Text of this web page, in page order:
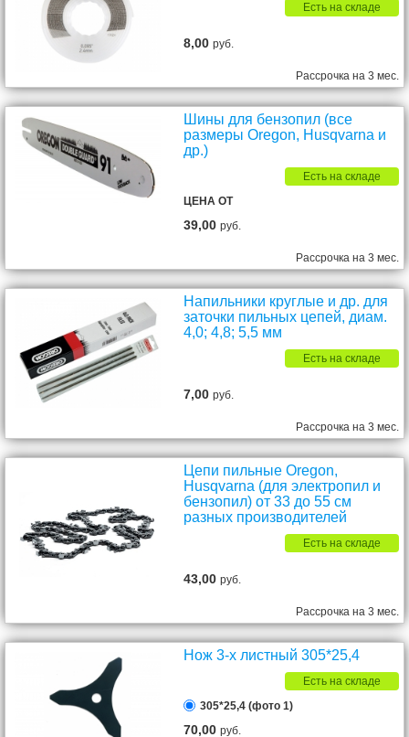
Есть на складе
8,00руб.
Рассрочка на 3 мес.
Шины для бензопил (все
размеры Oregon, Husqvarna и
др.)
Есть на складе
ЦЕНА ОТ
39,00руб.
Рассрочка на 3 мес.
Напильники круглые и др. для
заточки пильных цепей, диам.
4,0; 4,8; 5,5 мм
Есть на складе
7,00руб.
Рассрочка на 3 мес.
Цепи пильные Oregon,
Husqvarna (для электропил и
бензопил) от 33 до 55 см
разных производителей
Есть на складе
43,00руб.
Рассрочка на 3 мес.
Нож 3-х листный 305*25,4
Есть на складе
305*25,4 (фото 1)
70,00руб.